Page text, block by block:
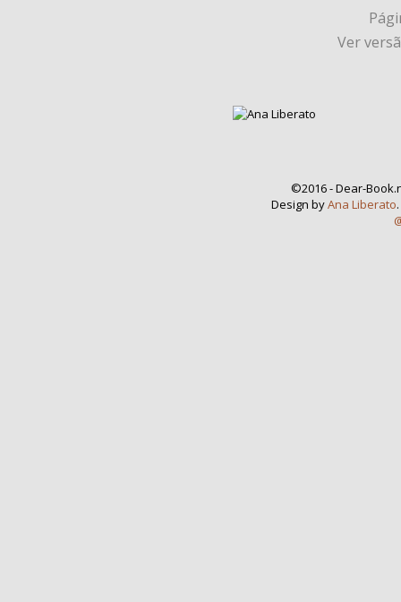
Ver
©2016 - Dear-
Design byAna Liberato